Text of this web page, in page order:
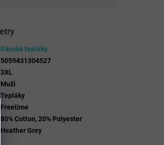
Pánské tepláky
5059431304527
3XL
Muži
Tepláky
Freetime
80% Cotton, 20% Polyester
Heather Grey